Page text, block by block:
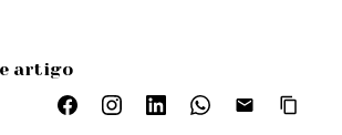
artigo